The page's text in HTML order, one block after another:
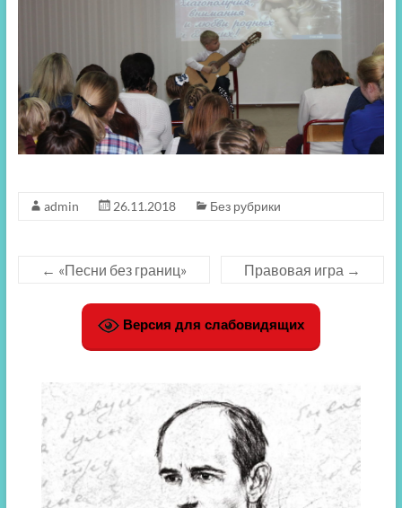
admin 26.11.2018 Без рубрики
← «Песни без границ» Правовая игра →
Версия для слабовидящих